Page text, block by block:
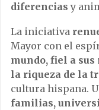
diferencias y
La iniciativa
Mayor con el
mundo, fiel a sus
la riqueza de la
cultura hispana.
familias,